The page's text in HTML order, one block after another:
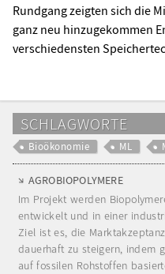
Rundgang zeigten sich die
ganz neu hinzugekommen
verschiedensten
SCHLAGWORTE
Bioökonomie ML
AGROBIOPOLYMERE
Im Projekt werden
entwickelt und in einer
Ziel ist es, die
dauerhaft zu steigern, indem
auf fossilen Rohstoffen